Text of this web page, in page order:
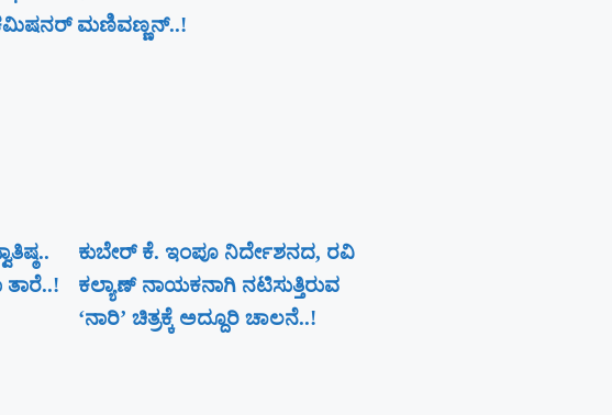
ಮಣಿವಣ್ಣನ್​​..!
ತಾರೆ..!
ಕುಬೇರ್ ಕೆ. ಇಂಪೂ ನಿರ್ದೇಶನದ, ರವಿ
ಕಲ್ಯಾಣ್‍ ನಾಯಕನಾಗಿ ನಟಿಸುತ್ತಿರುವ
‘ನಾರಿ’ ಚಿತ್ರಕ್ಕೆ ಅದ್ದೂರಿ ಚಾಲನೆ..!